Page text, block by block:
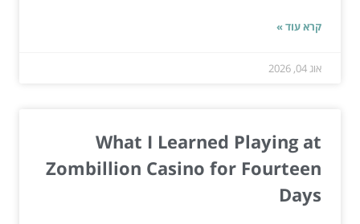
קרא עוד »
אוג 04, 2026
What I Learned Playing at
Zombillion Casino for Fourteen
Days